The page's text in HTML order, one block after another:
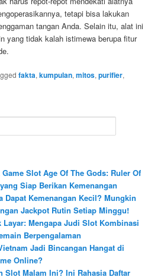
tetapi bisa lakukan
tangan Anda. Selain itu, alat ini
yang tidak kalah istimewa berupa fitur
fakta,kumpulan,mitos,purifier,
Slot Age Of The Gods: Ruler Of
Siap Berikan Kemenangan
Dapat Kemenangan Kecil? Mungkin
Jackpot Rutin Setiap Minggu!
Layar: Mengapa Judi Slot Kombinasi
Berpengalaman
Jadi Bincangan Hangat di
Online?
Slot Malam Ini? Ini Rahasia Daftar